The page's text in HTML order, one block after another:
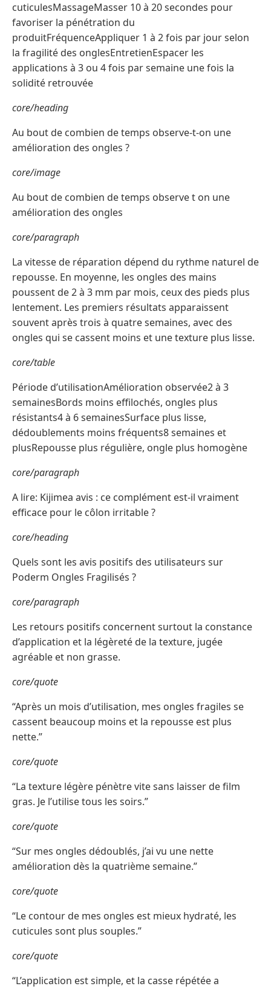
cuticulesMassageMasser 10 à 20 secondes pour
favoriser la pénétration du
produitFréquenceAppliquer 1 à 2 fois par jour selon
la fragilité des onglesEntretienEspacer les
applications à 3 ou 4 fois par semaine une fois la
solidité retrouvée
core/heading
Au bout de combien de temps observe-t-on une
amélioration des ongles ?
core/image
Au bout de combien de temps observe t on une
amélioration des ongles
core/paragraph
La vitesse de réparation dépend du rythme naturel de
repousse. En moyenne, les ongles des mains
poussent de 2 à 3 mm par mois, ceux des pieds plus
lentement. Les premiers résultats apparaissent
souvent après trois à quatre semaines, avec des
ongles qui se cassent moins et une texture plus lisse.
core/table
Période d’utilisationAmélioration observée2 à 3
semainesBords moins effilochés, ongles plus
résistants4 à 6 semainesSurface plus lisse,
dédoublements moins fréquents8 semaines et
plusRepousse plus régulière, ongle plus homogène
core/paragraph
A lire: Kijimea avis : ce complément est-il vraiment
efficace pour le côlon irritable ?
core/heading
Quels sont les avis positifs des utilisateurs sur
Poderm Ongles Fragilisés ?
core/paragraph
Les retours positifs concernent surtout la constance
d’application et la légèreté de la texture, jugée
agréable et non grasse.
core/quote
“Après un mois d’utilisation, mes ongles fragiles se
cassent beaucoup moins et la repousse est plus
nette.”
core/quote
“La texture légère pénètre vite sans laisser de film
gras. Je l’utilise tous les soirs.”
core/quote
“Sur mes ongles dédoublés, j’ai vu une nette
amélioration dès la quatrième semaine.”
core/quote
“Le contour de mes ongles est mieux hydraté, les
cuticules sont plus souples.”
core/quote
“L’application est simple, et la casse répétée a